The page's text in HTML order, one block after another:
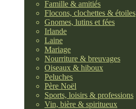
Famille & amitiés
Flocons, clochettes & étoiles
Gnomes, lutins et fées
Irlande
Laine
Mariage
Nourriture & breuvages
Oiseaux & hiboux
Peluches
Père Noël
Sports, loisirs & professions
Vin, bière & spiritueux